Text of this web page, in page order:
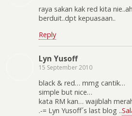
raya sakan kak red kita
berduit..dpt kepuasaan..
Reply
Lyn Yusoff
15 September 2010
black & red… mmg cantik…
simple but nice…
kata RM kan… wajiblah
.-= Lyn Yusoff´s last blog ..